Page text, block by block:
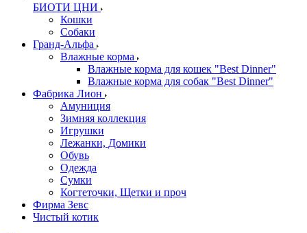
БИОТИ ЦНИ
Кошки
Собаки
Гранд-Альфа
Влажные корма
Влажные корма для кошек "Best Dinner"
Влажные корма для собак "Best Dinner"
Фабрика Лион
Амуниция
Зимняя коллекция
Игрушки
Лежанки, Домики
Обувь
Одежда
Сумки
Когтеточки, Щетки и проч
Фирма Зевс
Чистый котик